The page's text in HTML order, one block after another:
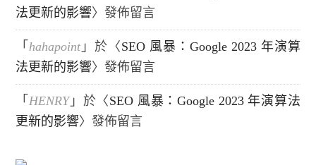
法更新的影響〉發佈留言
「 hahapoint 」於〈SEO 風暴：Google 2023 年演算
法更新的影響〉發佈留言
「 HENRY」於〈SEO 風暴：Google 2023 年演算法
更新的影響〉發佈留言